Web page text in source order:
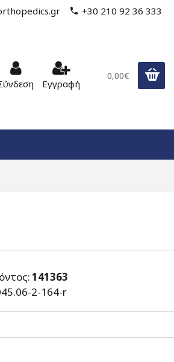
+30 210 92 36 333
Εγγραφή
0,00€
141363
2-164-r